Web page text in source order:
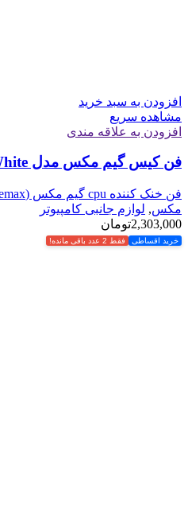
افزودن به سبد خرید
مشاهده سریع
افزودن به علاقه مندی
فن کیس گیم مکس مدل Tornado T14 ARGB White
فن خنک کننده cpu گیم مکس (Gamemax)
مکس, لوازم جانبی کامپیوتر
2,303,000تومان
خرید اقساطی فقط 2 عدد باقی مانده!